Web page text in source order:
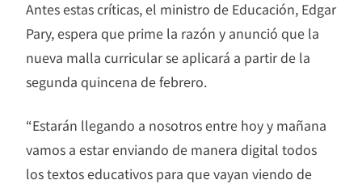
Antes estas críticas, el ministro de Educación, Edgar
Pary, espera que prime la razón y anunció que la
nueva malla curricular se aplicará a partir de la
segunda quincena de febrero.
“Estarán llegando a nosotros entre hoy y mañana
vamos a estar enviando de manera digital todos
los textos educativos para que vayan viendo de